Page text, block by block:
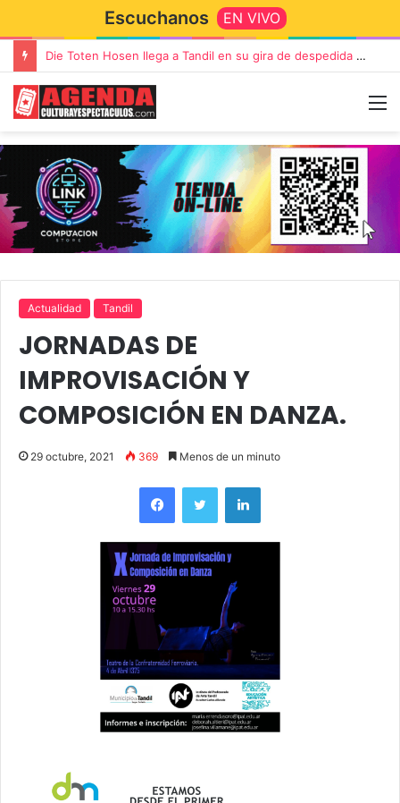
Escuchanos EN VIVO
Die Toten Hosen llega a Tandil en su gira de despedida «Fútbol, Asado, Vino y Adiós Amigos»
Actualidad Tandil
JORNADAS DE
IMPROVISACIÓN Y
COMPOSICIÓN EN DANZA.
29 octubre, 2021 369 Menos de un minuto